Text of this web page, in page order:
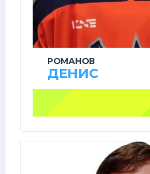
РОМАНОВ
ДЕНИС